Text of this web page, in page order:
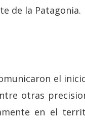
de la Patagonia.
el
otras
en el